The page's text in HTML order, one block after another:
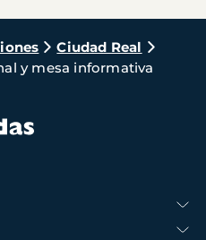
Ciudad Real
y mesa informativa